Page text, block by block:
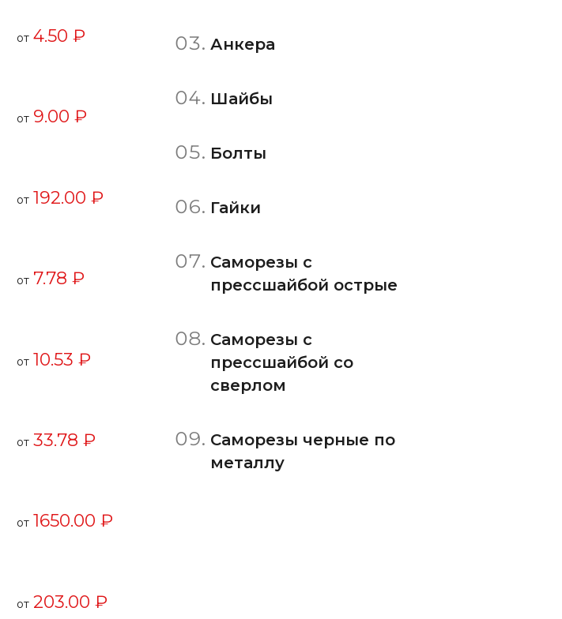
от 4.50 ₽
от 9.00 ₽
от 192.00 ₽
от 7.78 ₽
от 10.53 ₽
от 33.78 ₽
от 1650.00 ₽
от 203.00 ₽
Анкера
Шайбы
Болты
Гайки
Саморезы с
прессшайбой острые
Саморезы с
прессшайбой со
сверлом
Саморезы черные по
металлу